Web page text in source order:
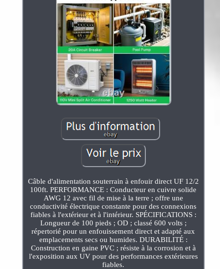
Câble d'alimentation souterrain à enfouir direct UF 12/2
100ft. PERFORMANCE : Conducteur en cuivre solide
AWG 12 avec fil de mise à la terre ; offre une
conductivité électrique constante pour des connexions
fiables à l'extérieur et à l'intérieur. SPÉCIFICATIONS :
Longueur de 100 pieds ; OD ; classé 600 volts ;
répertorié pour un enfouissement direct et adapté aux
emplacements secs ou humides. DURABILITÉ :
Construction en gaine PVC ; résiste à la corrosion et à
l'exposition aux UV pour des performances extérieures
fiables.